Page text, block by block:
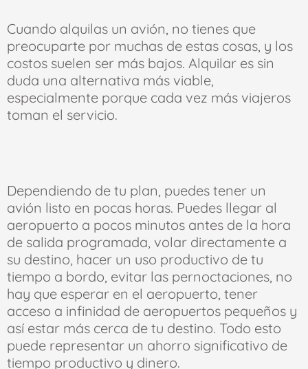
Cuando alquilas un avión, no tienes que
preocuparte por muchas de estas cosas, y los
costos suelen ser más bajos. Alquilar es sin
duda una alternativa más viable,
especialmente porque cada vez más viajeros
toman el servicio.
Dependiendo de tu plan, puedes tener un
avión listo en pocas horas. Puedes llegar al
aeropuerto a pocos minutos antes de la hora
de salida programada, volar directamente a
su destino, hacer un uso productivo de tu
tiempo a bordo, evitar las pernoctaciones, no
hay que esperar en el aeropuerto, tener
acceso a infinidad de aeropuertos pequeños y
así estar más cerca de tu destino. Todo esto
puede representar un ahorro significativo de
tiempo productivo y dinero.